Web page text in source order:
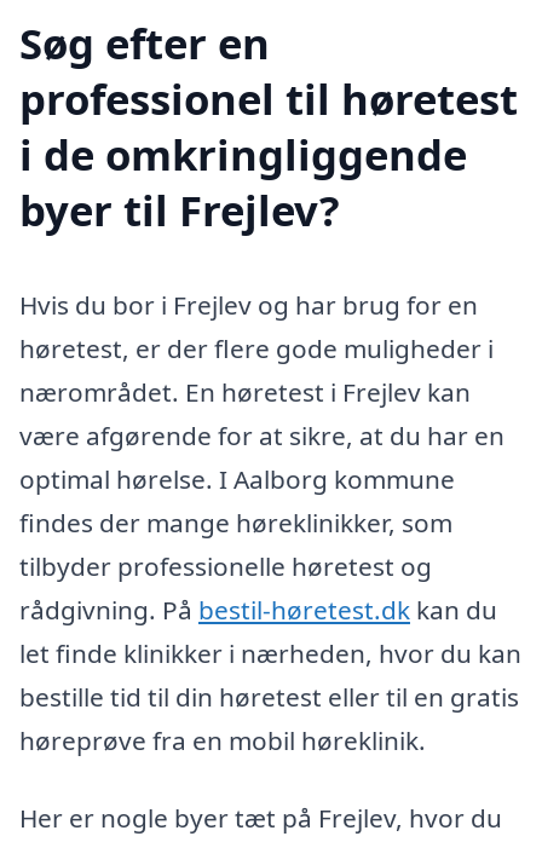
Søg efter en
professionel til høretest
i de omkringliggende
byer til Frejlev?
Hvis du bor i Frejlev og har brug for en
høretest, er der flere gode muligheder i
nærområdet. En høretest i Frejlev kan
være afgørende for at sikre, at du har en
optimal hørelse. I Aalborg kommune
findes der mange høreklinikker, som
tilbyder professionelle høretest og
rådgivning. På bestil-høretest.dk kan du
let finde klinikker i nærheden, hvor du kan
bestille tid til din høretest eller til en gratis
høreprøve fra en mobil høreklinik.
Her er nogle byer tæt på Frejlev, hvor du